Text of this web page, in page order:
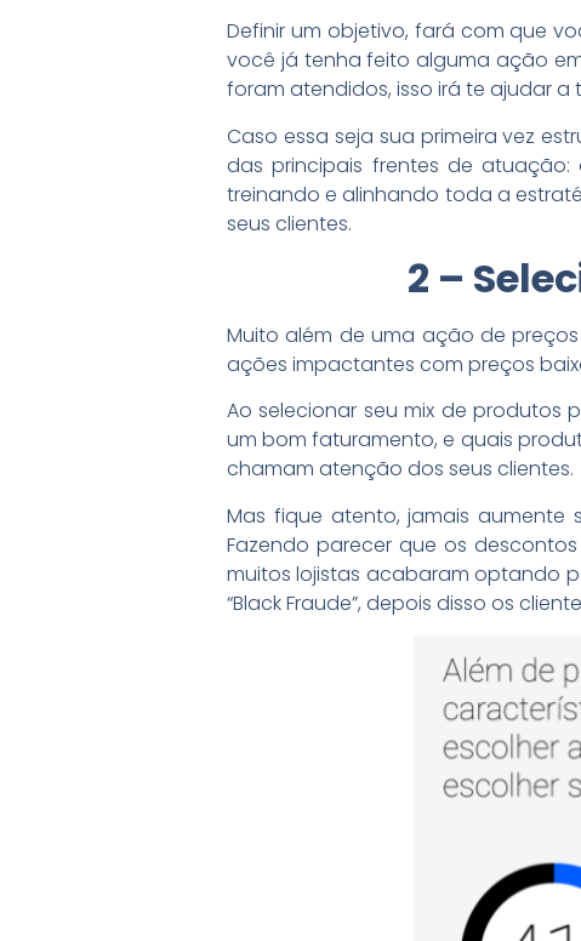
Definir um objetivo, fará com que
você já tenha feito alguma ação
foram atendidos, isso irá te ajudar
Caso essa seja sua primeira vez
das principais frentes de
treinando e alinhando toda a
seus clientes.
2 –
Muito além de uma ação de
ações impactantes com preços
Ao selecionar seu mix de produtos
um bom faturamento, e quais
chamam atenção dos seus clientes.
Mas fique atento, jamais aumente
Fazendo parecer que os
muitos lojistas acabaram optando
“Black Fraude”, depois disso os